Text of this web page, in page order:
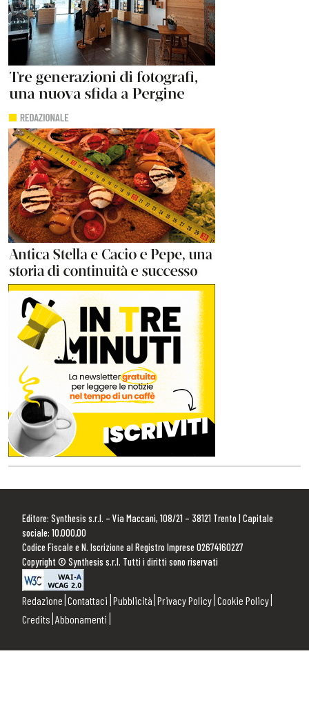
Editore: Synthesis s.r.l. – Via Maccani, 108/21 – 38121 Trento | Capitale
sociale: 10.000,00
Codice Fiscale e N. Iscrizione al Registro Imprese 02674160227
Copyright © Synthesis s.r.l. Tutti i diritti sono riservati
Redazione Contattaci Pubblicità Privacy Policy Cookie Policy
Credits Abbonamenti